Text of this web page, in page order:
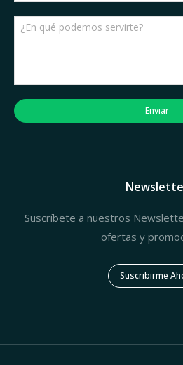
Enviar
Suscríbete a nuestros
ofertas y
Suscribirme